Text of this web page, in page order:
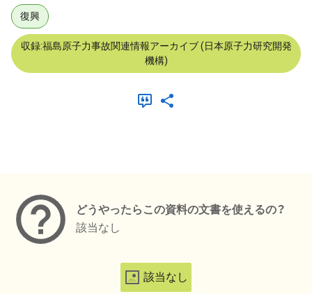
復興
収録:福島原子力事故関連情報アーカイブ (日本原子力研究開発
機構)
どうやったらこの資料の文書を使えるの？
該当なし
該当なし